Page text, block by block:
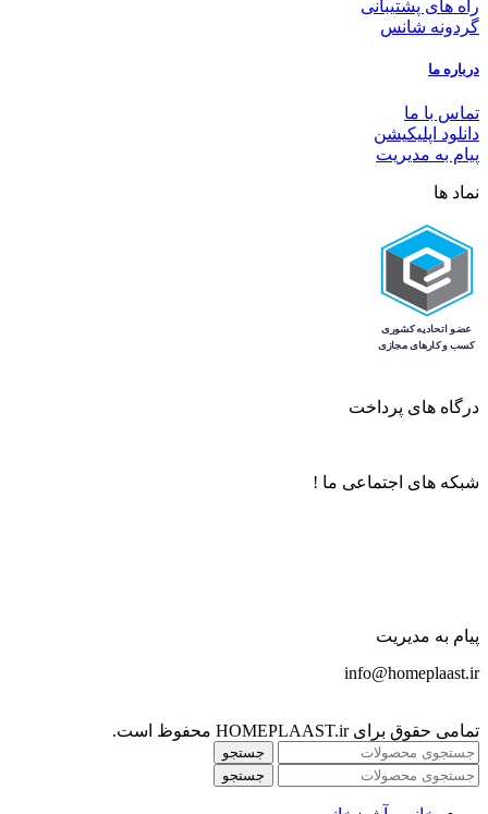
راه های پشتیبانی
گردونه شانس
درباره ما
تماس با ما
دانلود اپلیکیشن
پیام به مدیریت
نماد ها
درگاه های پرداخت
شبکه های اجتماعی ما !
پیام به مدیریت
info@homeplaast.ir
تمامی حقوق برای HOMEPLAAST.ir محفوظ است.
جستجو
جستجو